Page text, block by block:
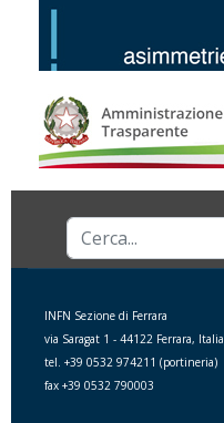
Cerca...
INFN Sezione di Ferrara
via Saragat 1 - 44122 Ferrara, Italia
tel. +39 0532 974211 (portineria)
fax +39 0532 790003